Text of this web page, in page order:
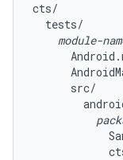
cts/
  tests/
module-
      src/